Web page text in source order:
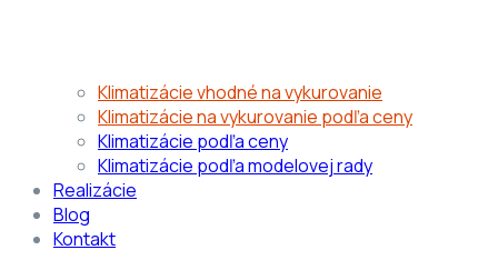
Klimatizácie vhodné na vykurovanie
Klimatizácie na vykurovanie podľa ceny
Klimatizácie podľa ceny
Klimatizácie podľa modelovej rady
Realizácie
Blog
Kontakt